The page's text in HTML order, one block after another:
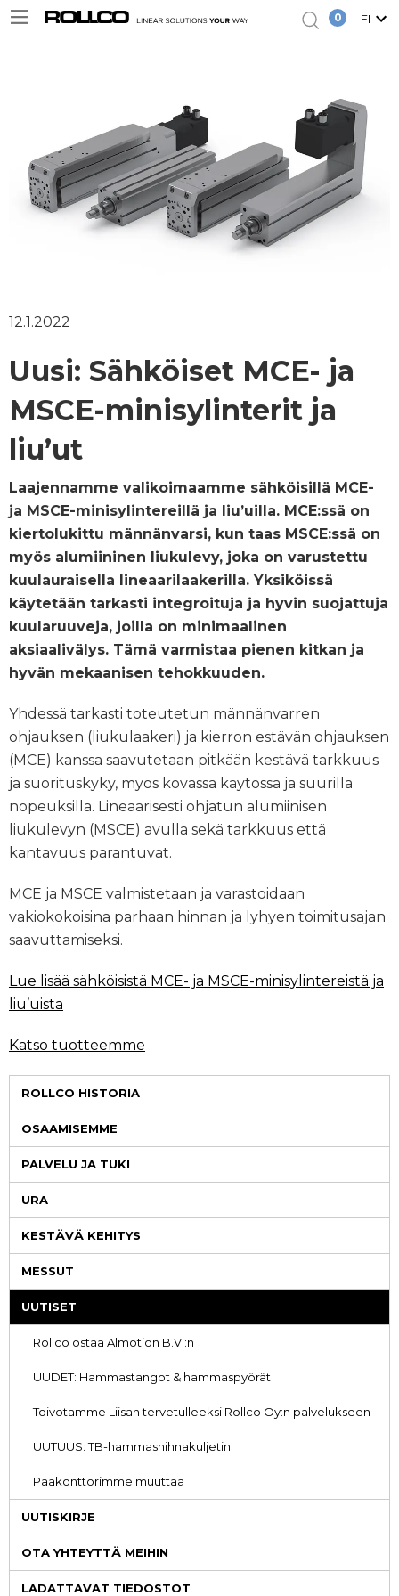
0 FI
ROLLCO HISTORIA
OSAAMISEMME
PALVELU JA TUKI
URA
KESTÄVÄ KEHITYS
MESSUT
UUTISET
Rollco ostaa Almotion B.V.:n
UUDET: Hammastangot & hammaspyörät
Toivotamme Liisan tervetulleeksi Rollco Oy:n palvelukseen
UUTUUS: TB-hammashihnakuljetin
Pääkonttorimme muuttaa
UUTISKIRJE
OTA YHTEYTTÄ MEIHIN
LADATTAVAT TIEDOSTOT
12.1.2022
Uusi: Sähköiset MCE- ja
MSCE-minisylinterit ja
liu’ut
Laajennamme valikoimaamme sähköisillä MCE-
ja MSCE-minisylintereillä ja liu’uilla. MCE:ssä on
kiertolukittu männänvarsi, kun taas MSCE:ssä on
myös alumiininen liukulevy, joka on varustettu
kuulauraisella lineaarilaakerilla. Yksiköissä
käytetään tarkasti integroituja ja hyvin suojattuja
kuularuuveja, joilla on minimaalinen
aksiaalivälys. Tämä varmistaa pienen kitkan ja
hyvän mekaanisen tehokkuuden.
Yhdessä tarkasti toteutetun männänvarren
ohjauksen (liukulaakeri) ja kierron estävän ohjauksen
(MCE) kanssa saavutetaan pitkään kestävä tarkkuus
ja suorituskyky, myös kovassa käytössä ja suurilla
nopeuksilla. Lineaarisesti ohjatun alumiinisen
liukulevyn (MSCE) avulla sekä tarkkuus että
kantavuus parantuvat.
MCE ja MSCE valmistetaan ja varastoidaan
vakiokokoisina parhaan hinnan ja lyhyen toimitusajan
saavuttamiseksi.
Lue lisää sähköisistä MCE- ja MSCE-minisylintereistä ja
liu’uista
Katso tuotteemme